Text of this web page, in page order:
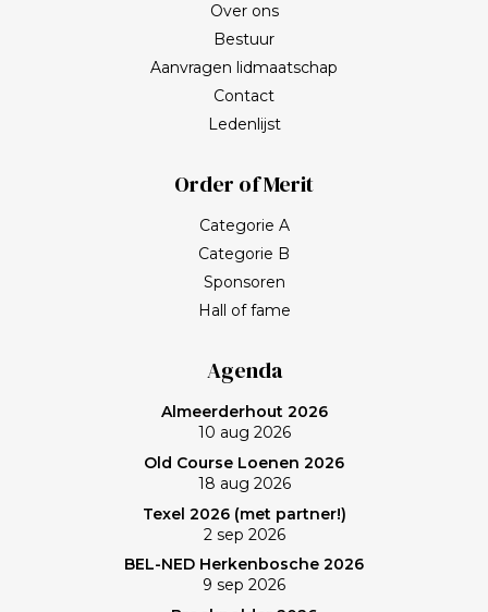
Over ons
Bestuur
Aanvragen lidmaatschap
Contact
Ledenlijst
Order of Merit
Categorie A
Categorie B
Sponsoren
Hall of fame
Agenda
Almeerderhout 2026
10 aug 2026
Old Course Loenen 2026
18 aug 2026
Texel 2026 (met partner!)
2 sep 2026
BEL-NED Herkenbosche 2026
9 sep 2026